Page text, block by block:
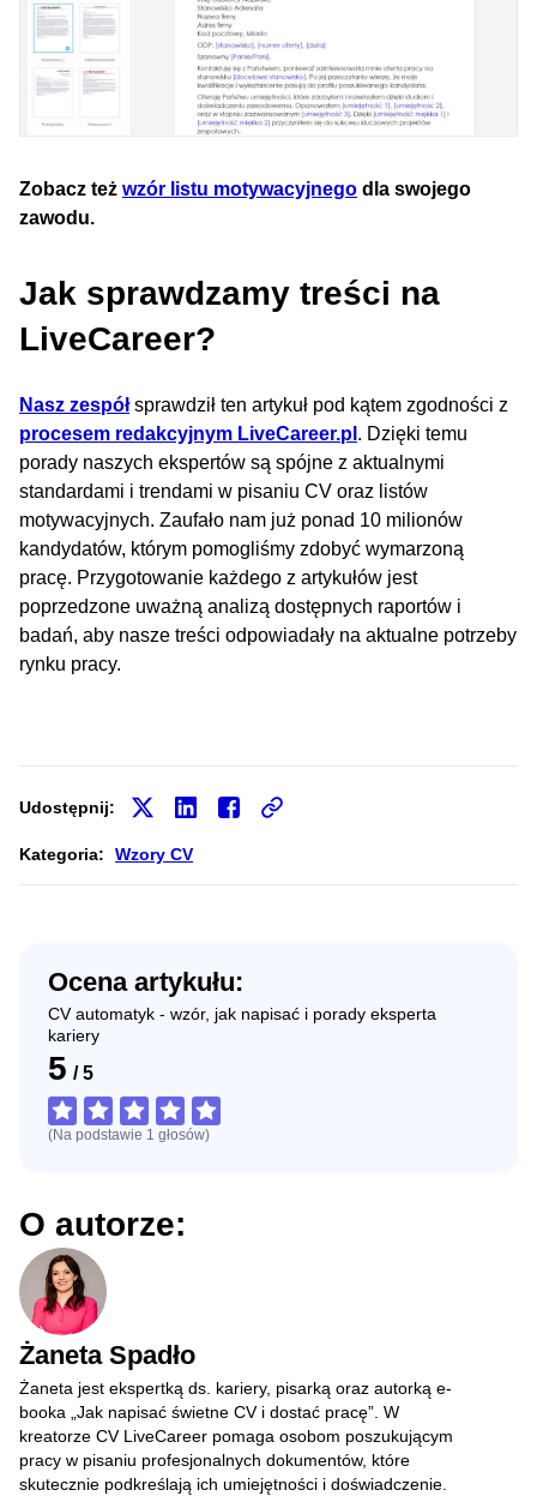
Zobacz też wzór listu motywacyjnego dla swojego
zawodu.
Jak sprawdzamy treści na
LiveCareer?
Nasz zespółsprawdził ten artykuł pod kątem zgodności z
procesem redakcyjnym LiveCareer.pl . Dzięki temu
porady naszych ekspertów są spójne z aktualnymi
standardami i trendami w pisaniu CV oraz listów
motywacyjnych. Zaufało nam już ponad 10 milionów
kandydatów, którym pomogliśmy zdobyć wymarzoną
pracę. Przygotowanie każdego z artykułów jest
poprzedzone uważną analizą dostępnych raportów i
badań, aby nasze treści odpowiadały na aktualne potrzeby
rynku pracy.
Udostępnij:
Kategoria: Wzory CV
Ocena artykułu:
CV automatyk - wzór, jak napisać i porady eksperta
kariery
5 / 5
(Na podstawie 1 głosów)
O autorze:
Żaneta Spadło
Żaneta jest ekspertką ds. kariery, pisarką oraz autorką e-
booka „Jak napisać świetne CV i dostać pracę”. W
kreatorze CV LiveCareer pomaga osobom poszukującym
pracy w pisaniu profesjonalnych dokumentów, które
skutecznie podkreślają ich umiejętności i doświadczenie.